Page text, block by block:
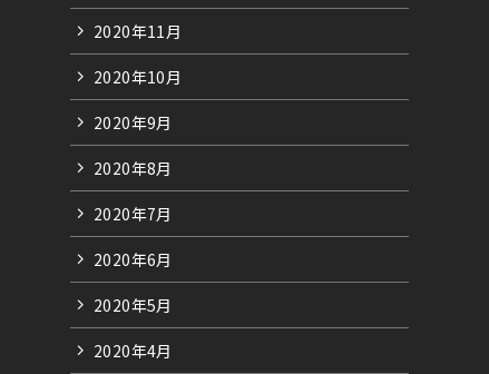
2020年11月
2020年10月
2020年9月
2020年8月
2020年7月
2020年6月
2020年5月
2020年4月